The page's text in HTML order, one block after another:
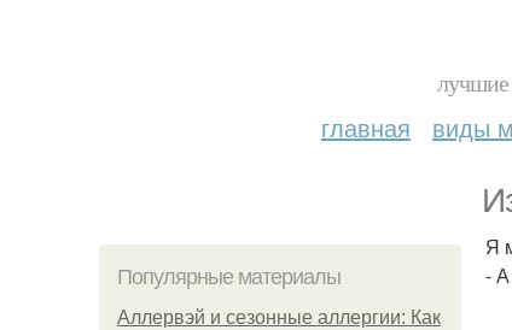
лучшие
главная виды
Популярные материалы
Аллервэй и сезонные аллергии: Как
Я
-